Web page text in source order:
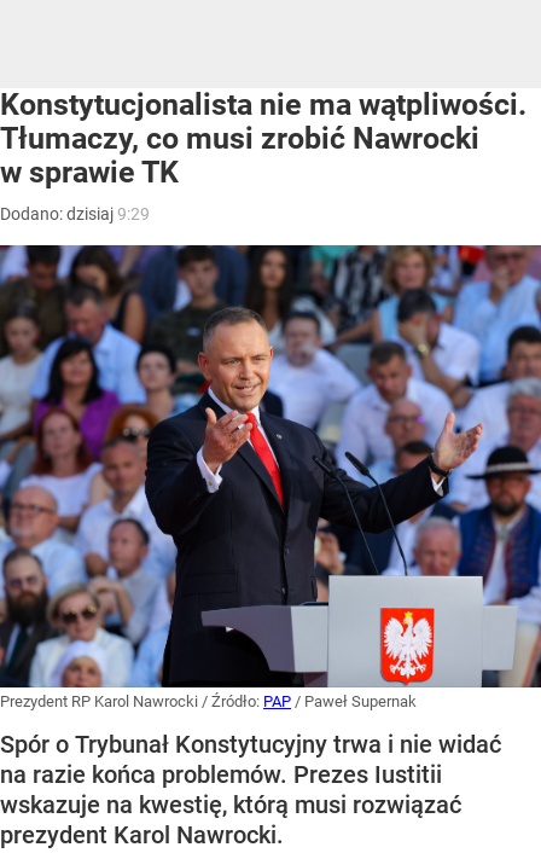
Konstytucjonalista nie ma wątpliwości.
Tłumaczy, co musi zrobić Nawrocki
w sprawie TK
Dodano:dzisiaj9:29
Prezydent RP Karol Nawrocki / Źródło: PAP / Paweł Supernak
Spór o Trybunał Konstytucyjny trwa i nie widać
na razie końca problemów. Prezes Iustitii
wskazuje na kwestię, którą musi rozwiązać
prezydent Karol Nawrocki.